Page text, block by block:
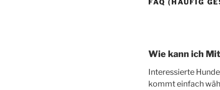
FAQ (HÄUFIG
Wie kann ich
Interessierte
kommt einfach